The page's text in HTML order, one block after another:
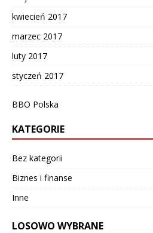
kwiecień 2017
marzec 2017
luty 2017
styczeń 2017
BBO Polska
KATEGORIE
Bez kategorii
Biznes i finanse
Inne
LOSOWO WYBRANE